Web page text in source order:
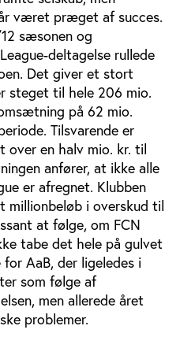
været præget af succes.
sæsonen og
deltagelse rullede
Det giver et stort
steget til hele 206 mio.
på 62 mio.
Tilsvarende er
en halv mio. kr. til
anfører, at ikke alle
er afregnet. Klubben
i overskud til
at følge, om FCN
tabe det hele på gulvet
AaB, der ligeledes i
som følge af
men allerede året
problemer.